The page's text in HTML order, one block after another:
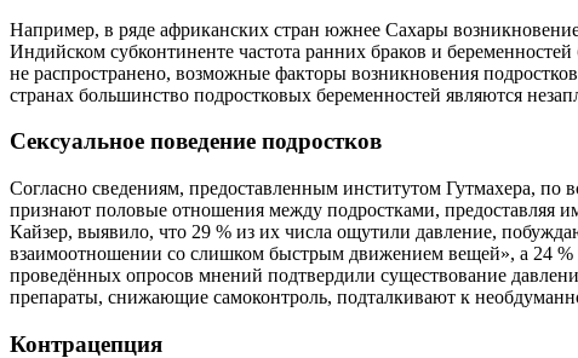
Например, в ряде африканских стран южнее Сахары
Индийском субконтиненте частота ранних браков и
не распространено, возможные факторы возникновения
странах большинство подростковых беременностей являются
Сексуальное поведение подростков
Согласно сведениям, предоставленным институтом Гутмахера,
признают половые отношения между подростками,
Кайзер, выявило, что 29 % из их числа ощутили давление,
взаимоотношении со слишком быстрым движением вещей», а 24 %
проведённых опросов мнений подтвердили существование
препараты, снижающие самоконтроль, подталкивают к
Контрацепция